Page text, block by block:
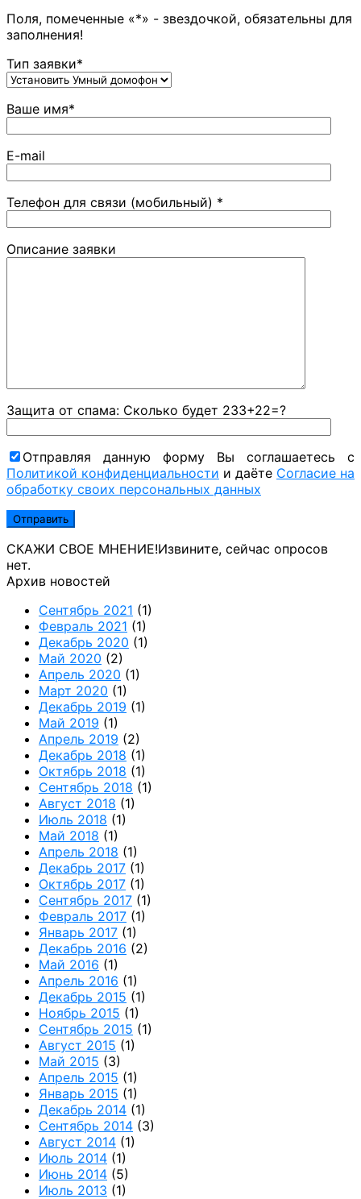
Поля, помеченные «*» - звездочкой, обязательны для
заполнения!
Тип заявки*
Ваше имя*
E-mail
Телефон для связи (мобильный) *
Описание заявки
Защита от спама: Сколько будет 233+22=?
Отправляя данную форму Вы соглашаетесь с
Политикой конфиденциальности и даёте Согласие на
обработку своих персональных данных
СКАЖИ СВОЕ МНЕНИЕ!Извините, сейчас опросов
нет.
Архив новостей
Сентябрь 2021 (1)
Февраль 2021 (1)
Декабрь 2020 (1)
Май 2020 (2)
Апрель 2020 (1)
Март 2020 (1)
Декабрь 2019 (1)
Май 2019 (1)
Апрель 2019 (2)
Декабрь 2018 (1)
Октябрь 2018 (1)
Сентябрь 2018 (1)
Август 2018 (1)
Июль 2018 (1)
Май 2018 (1)
Апрель 2018 (1)
Декабрь 2017 (1)
Октябрь 2017 (1)
Сентябрь 2017 (1)
Февраль 2017 (1)
Январь 2017 (1)
Декабрь 2016 (2)
Май 2016 (1)
Апрель 2016 (1)
Декабрь 2015 (1)
Ноябрь 2015 (1)
Сентябрь 2015 (1)
Август 2015 (1)
Май 2015 (3)
Апрель 2015 (1)
Январь 2015 (1)
Декабрь 2014 (1)
Сентябрь 2014 (3)
Август 2014 (1)
Июль 2014 (1)
Июнь 2014 (5)
Июль 2013 (1)